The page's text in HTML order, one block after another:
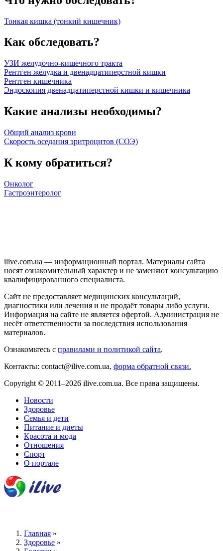
Тонкая кишка (тонкий кишечник)
Как обследовать?
УЗИ желудочно-кишечного тракта
Рентген желудка и двенадцатиперстной кишки
Рентген кишечника
Эндоскопия двенадцатиперстной кишки и кишечника
Какие анализы необходимы?
Общий анализ крови
Скорость оседания эритроцитов (СОЭ)
К кому обратиться?
Онколог
Гастроэнтеролог
ilive.com.ua — информационный портал. Материалы сайта
носят ознакомительный характер и не заменяют консультацию
квалифицированного специалиста.
Сайт не предоставляет медицинских консультаций,
диагностики или лечения и не продаёт товары либо услуги.
Информация на сайте не является офертой. Администрация не
несёт ответственности за последствия использования
материалов.
Ознакомьтесь с правилами и политикой сайта.
Контакты: contact@ilive.com.ua, форма обратной связи.
Copyright © 2011–2026 ilive.com.ua. Все права защищены.
Новости
Здоровье
Семья и дети
Питание и диеты
Красота и мода
Отношения
Спорт
О портале
Главная »
Здоровье »